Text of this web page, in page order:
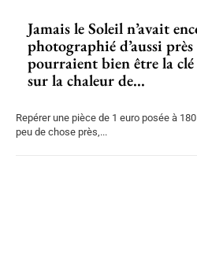
Jamais le Soleil n’avait
photographié d’aussi
pourraient bien être la clé
sur la chaleur de...
Repérer une pièce de 1 euro posée à
peu de chose près,...